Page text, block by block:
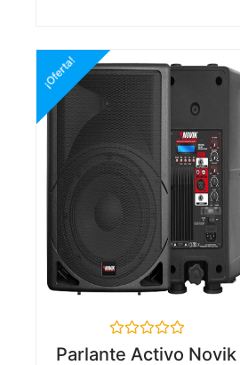
¡Oferta!
Valorado
en
Parlante Activo Novik